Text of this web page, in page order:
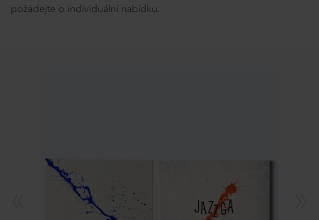
požádejte o individuální nabídku.